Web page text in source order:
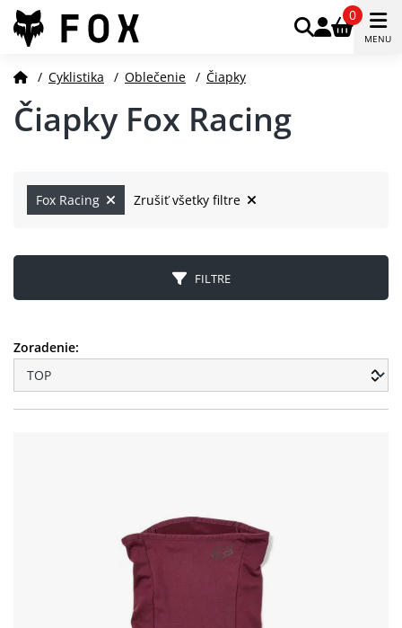
0
MENU
/ Cyklistika / Oblečenie / Čiapky
Čiapky Fox Racing
Fox Racing Zrušiť všetky filtre
FILTRE
Zoradenie: